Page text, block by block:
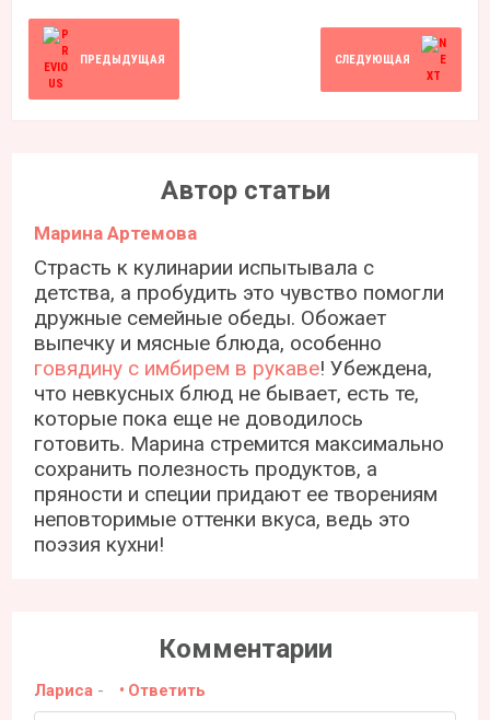
ПРЕДЫДУЩАЯ СЛЕДУЮЩАЯ
Автор статьи
Марина Артемова
Страсть к кулинарии испытывала с
детства, а пробудить это чувство помогли
дружные семейные обеды. Обожает
выпечку и мясные блюда, особенно
говядину с имбирем в рукаве! Убеждена,
что невкусных блюд не бывает, есть те,
которые пока еще не доводилось
готовить. Марина стремится максимально
сохранить полезность продуктов, а
пряности и специи придают ее творениям
неповторимые оттенки вкуса, ведь это
поэзия кухни!
Комментарии
Лариса - Ответить